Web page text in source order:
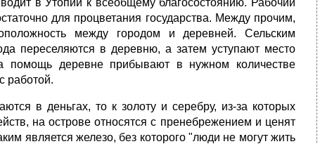
для процветания государства. Между прочим,
между городом и деревней. Сельским
переселяются в деревню, а затем уступают место
помощь деревне прибывают в нужном количестве
работой.
в деньгах, то к золоту и серебру, из-за которых
на острове относятся с пренебрежением и ценят
является железо, без которого "люди не могут жить